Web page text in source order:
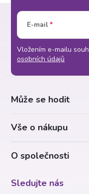
E-mail
Vložením e-mailu
osobních údajů
O společnosti
Sledujte nás
Může se hodit
Vše o nákupu